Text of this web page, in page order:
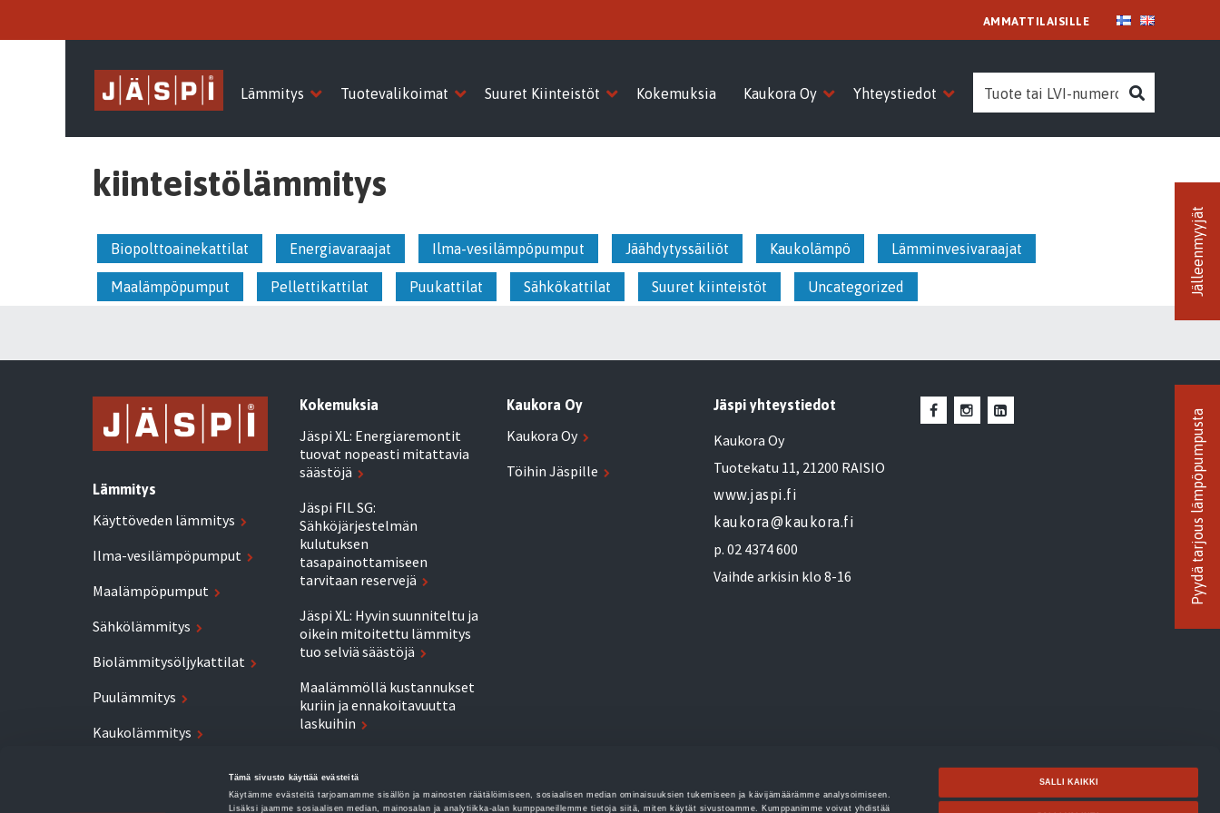
Tämä sivusto käyttää evästeitä
Käytämme evästeitä tarjoamamme sisällön ja mainosten räätälöimiseen, sosiaalisen median ominaisuuksien tukemiseen ja kävijämäärämme analysoimiseen.
Lisäksi jaamme sosiaalisen median, mainosalan ja analytiikka-alan kumppaneillemme tietoja siitä, miten käytät sivustoamme. Kumppanimme voivat yhdistää
SALLI KAIKKI
AMMATTILAISILLE
Lämmitys Tuotevalikoimat Suuret Kiinteistöt Kokemuksia Kaukora Oy Yhteystiedot
Jälleenmyyjät
Pyydä tarjous lämpöpumpusta
kiinteistölämmitys
Biopolttoainekattilat Energiavaraajat Ilma-vesilämpöpumput Jäähdytyssäiliöt Kaukolämpö Lämminvesivaraajat
Maalämpöpumput Pellettikattilat Puukattilat Sähkökattilat Suuret kiinteistöt Uncategorized
Lämmitys
Käyttöveden lämmitys
Ilma-vesilämpöpumput
Maalämpöpumput
Sähkölämmitys
Biolämmitysöljykattilat
Puulämmitys
Kaukolämmitys
Kokemuksia
Jäspi XL: Energiaremontit
tuovat nopeasti mitattavia
säästöjä
Jäspi FIL SG:
Sähköjärjestelmän
kulutuksen
tasapainottamiseen
tarvitaan reservejä
Jäspi XL: Hyvin suunniteltu ja
oikein mitoitettu lämmitys
tuo selviä säästöjä
Maalämmöllä kustannukset
kuriin ja ennakoitavuutta
laskuihin
lähtee aina taloyhtiön
tarpeesta
Kaukora Oy
Kaukora Oy
Töihin Jäspille
Jäspi yhteystiedot
Kaukora Oy
Tuotekatu 11, 21200 RAISIO
www.jaspi.fi
kaukora@kaukora.fi
p. 02 4374 600
Vaihde arkisin klo 8-16